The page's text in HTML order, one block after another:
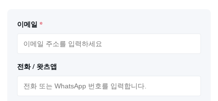
이메일 *
전화 / 왓츠앱